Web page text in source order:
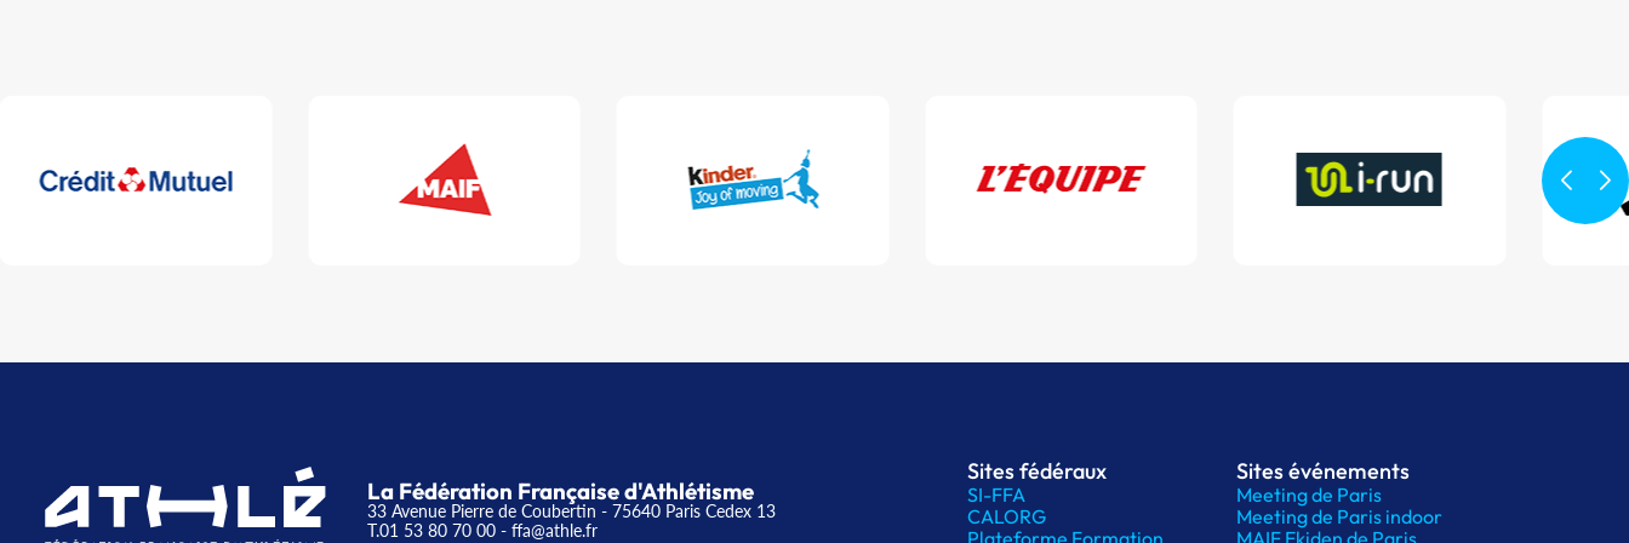
La Fédération Française d'Athlétisme
33 Avenue Pierre de Coubertin - 75640 Paris Cedex 13
T.01 53 80 70 00 - ffa@athle.fr
Sites fédéraux
SI-FFA
CALORG
Sites événements
Meeting de Paris
Meeting de Paris indoor